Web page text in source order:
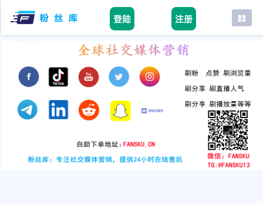
登陆 注册
首页
tiktok
youtube
instagram